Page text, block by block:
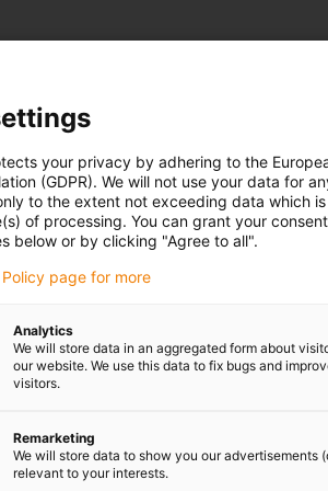
your privacy by adhering to the
(GDPR). We will not use your data for
to the extent not exceeding data which
of processing. You can grant your
below or by clicking "Agree to all".
page for more
Analytics
We will store data in an aggregated form about
our website. We use this data to fix bugs and
visitors.
Remarketing
We will store data to show you our advertisements
relevant to your interests.